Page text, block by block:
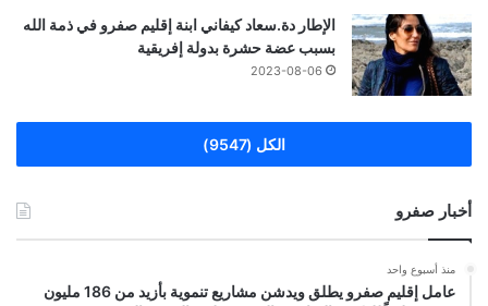
الإطار دة.سعاد كيفاني ابنة إقليم صفرو في ذمة الله
بسبب عضة حشرة بدولة إفريقية
2023-08-06
الكل (9547)
أخبار صفرو
منذ أسبوع واحد
عامل إقليم صفرو يطلق ويدشن مشاريع تنموية بأزيد من 186 مليون